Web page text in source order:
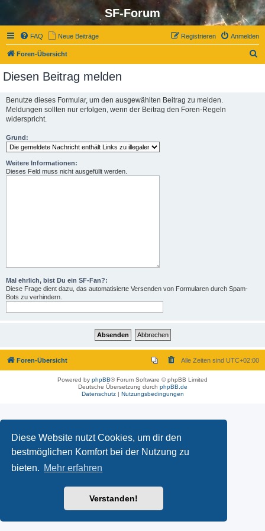
Diese Website nutzt Cookies, um dir den
bestmöglichen Komfort bei der Nutzung zu
bieten. Mehr erfahren
Verstanden!
SF-Forum
FAQ Neue Beiträge Anmelden
Registrieren
Foren-Übersicht
Diesen Beitrag melden
Benutze dieses Formular, um den ausgewählten Beitrag zu melden.
Meldungen sollten nur erfolgen, wenn der Beitrag den Foren-Regeln
widerspricht.
Grund:
Weitere Informationen:
Dieses Feld muss nicht ausgefüllt werden.
Mal ehrlich, bist Du ein SF-Fan?:
Diese Frage dient dazu, das automatisierte Versenden von Formularen durch Spam-
Bots zu verhindern.
Foren-Übersicht Alle Zeiten sind UTC+02:00
Powered by phpBB® Forum Software © phpBB Limited
Deutsche Übersetzung durch phpBB.de
Datenschutz| Nutzungsbedingungen